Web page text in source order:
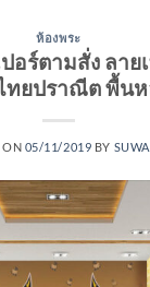
ห้องพระ
ปอร์ตามสั่ง ลา
ทยปราณีต พื้น
ON 05/11/2019 BY